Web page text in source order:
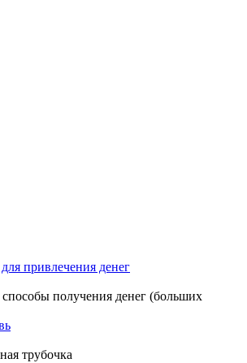
привлечения денег
получения денег (больших
трубочка